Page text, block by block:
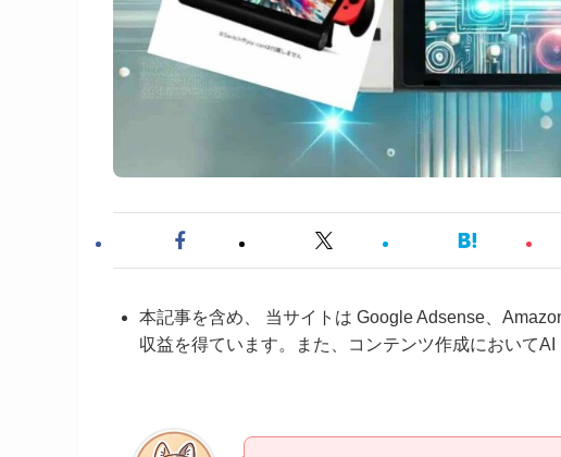
本記事を含め、 当サイトは Google Adsense、
収益を得ています。また、コンテンツ作成においてAI